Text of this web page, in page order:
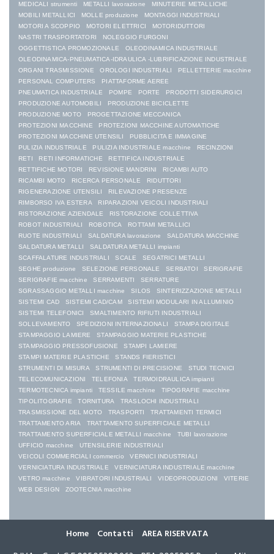
MEDICALI strumenti
METALLI lavorazione
MINUTERIE METALLICHE
MOBILI METALLICI
MOLLE produzione
MONTAGGI INDUSTRIALI
MOTORI A SCOPPIO
MOTORI ELETTRICI
MOTORIDUTTORI
NASTRI TRASPORTATORI
NOLEGGIO FURGONI
OGGETTISTICA PROMOZIONALE
OLEODINAMICA INDUSTRIALE
OLEODINAMICA-PNEUMATICA-IDRAULICA -LUBRIFICAZIONE INDUSTRIALE
ORGANI TRASMISSIONE
OROLOGI INDUSTRIALI
PELLETTERIE macchine
PERSONAL COMPUTERS
PIATTAFORME AEREE
PNEUMATICA INDUSTRIALE
POMPE PORTE
PRODOTTI SIDERURGICI
PRODUZIONE AUTOMOBILI
PRODUZIONE BICICLETTE
PRODUZIONE MOTO
PROGETTAZIONE MECCANICA
PROTEZIONI MACCHINE
PROTEZIONI MACCHINE AUTOMATICHE
PROTEZIONI MACCHINE UTENSILI
PUBBLICITA E IMMAGINE
PULIZIA INDUSTRIALE
PULIZIA INDUSTRIALE macchine
RECINZIONI
RETI
RETI INFORMATICHE
RETTIFICA INDUSTRIALE
RETTIFICHE MOTORI
REVISIONE MANDRINI
RICAMBI AUTO
RICAMBI MOTO
RICERCA PERSONALE
RIDUTTORI
RIGENERAZIONE UTENSILI
RILEVAZIONE PRESENZE
RIMBORSO IVA ESTERA
RIPARAZIONI VEICOLI INDUSTRIALI
RISTORAZIONE AZIENDALE
RISTORAZIONE COLLETTIVA
ROBOT INDUSTRIALI
ROBOTICA
ROTTAMI METALLICI
RUOTE INDUSTRIALI
SALDATURA lavorazione
SALDATURA MACCHINE
SALDATURA METALLI
SALDATURA METALLI impianti
SCAFFALATURE INDUSTRIALI
SCALE
SEGATRICI METALLI
SEGHE produzione
SELEZIONE PERSONALE SERBATOI
SERIGRAFIE
SERIGRAFIE macchine
SERRAMENTI
SERRATURE
SGRASSAGGIO METALLI macchine
SILOS
SINTERIZZAZIONE METALLI
SISTEMI CAD
SISTEMI CAD/CAM
SISTEMI MODULARI IN ALLUMINIO
SISTEMI TELEFONICI
SMALTIMENTO RIFIUTI INDUSTRIALI
SOLLEVAMENTO
SPEDIZIONI INTERNAZIONALI
STAMPA DIGITALE
STAMPAGGIO LAMIERE
STAMPAGGIO MATERIE PLASTICHE
STAMPAGGIO PRESSOFUSIONE
STAMPI LAMIERE
STAMPI MATERIE PLASTICHE
STANDS FIERISTICI
STRUMENTI DI MISURA
STRUMENTI DI PRECISIONE
STUDI TECNICI
TELECOMUNICAZIONI
TELEFONIA
TERMOIDRAULICA impianti
TERMOTECNICA impianti
TESSILE macchine
TIPOGRAFIE macchine
TIPOLITOGRAFIE
TORNITURA
TRASLOCHI INDUSTRIALI
TRASMISSIONE DEL MOTO
TRASPORTI
TRATTAMENTI TERMICI
TRATTAMENTO ARIA
TRATTAMENTO SUPERFICIALE METALLI
TRATTAMENTO SUPERFICIALE METALLI macchine
TUBI lavorazione
UFFICIO macchine
UTENSILERIE INDUSTRIALI
VEICOLI COMMERCIALI commercio
VERNICI INDUSTRIALI
VERNICIATURA INDUSTRIALE
VERNICIATURA INDUSTRIALE macchine
VETRO macchine
VIBRATORI INDUSTRIALI VIDEOPRODUZIONI
VITERIE
WEB DESIGN
ZOOTECNIA macchine
Home Contatti AREA RISERVATA